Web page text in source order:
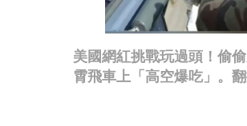
美國網紅挑戰玩過頭！偷
霄飛車上「高空爆吃」。